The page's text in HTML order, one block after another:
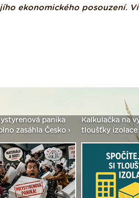
ekonomického posouzení.
panika
zasáhla Česko ›
Kalkulačka na
tloušťky izolace